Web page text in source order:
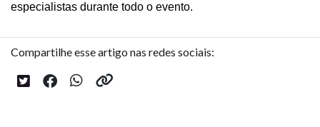
especialistas durante todo o evento.
Compartilhe esse artigo nas redes sociais: